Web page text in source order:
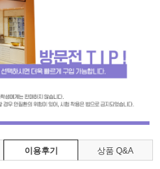
이용후기 상품 Q&A